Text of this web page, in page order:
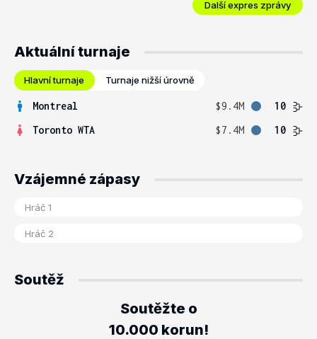
Další expres zprávy
Aktuální turnaje
Hlavní turnaje Turnaje nižší úrovně
Montreal $9.4M
10
Toronto WTA
$7.4M 10
Vzájemné zápasy
Soutěž
Soutěžte o
10.000 korun!